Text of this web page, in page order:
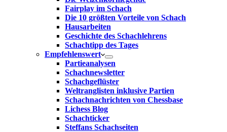
Fairplay im Schach
Die 10 größten Vorteile von Schach‎
Hausarbeiten
Geschichte des Schachlehrens
Schachtipp des Tages
Empfehlenswert
Partieanalysen
Schachnewsletter
Schachgeflüster
Weltranglisten inklusive Partien
Schachnachrichten von Chessbase
Lichess Blog
Schachticker
Steffans Schachseiten